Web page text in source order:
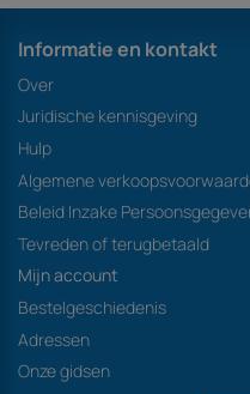
Informatie en kontakt
Over
Juridische kennisgeving
Hulp
Algemene
Beleid Inzake
Tevreden of terugbetaald
Mijn account
Bestelgeschiedenis
Adressen
Onze gidsen